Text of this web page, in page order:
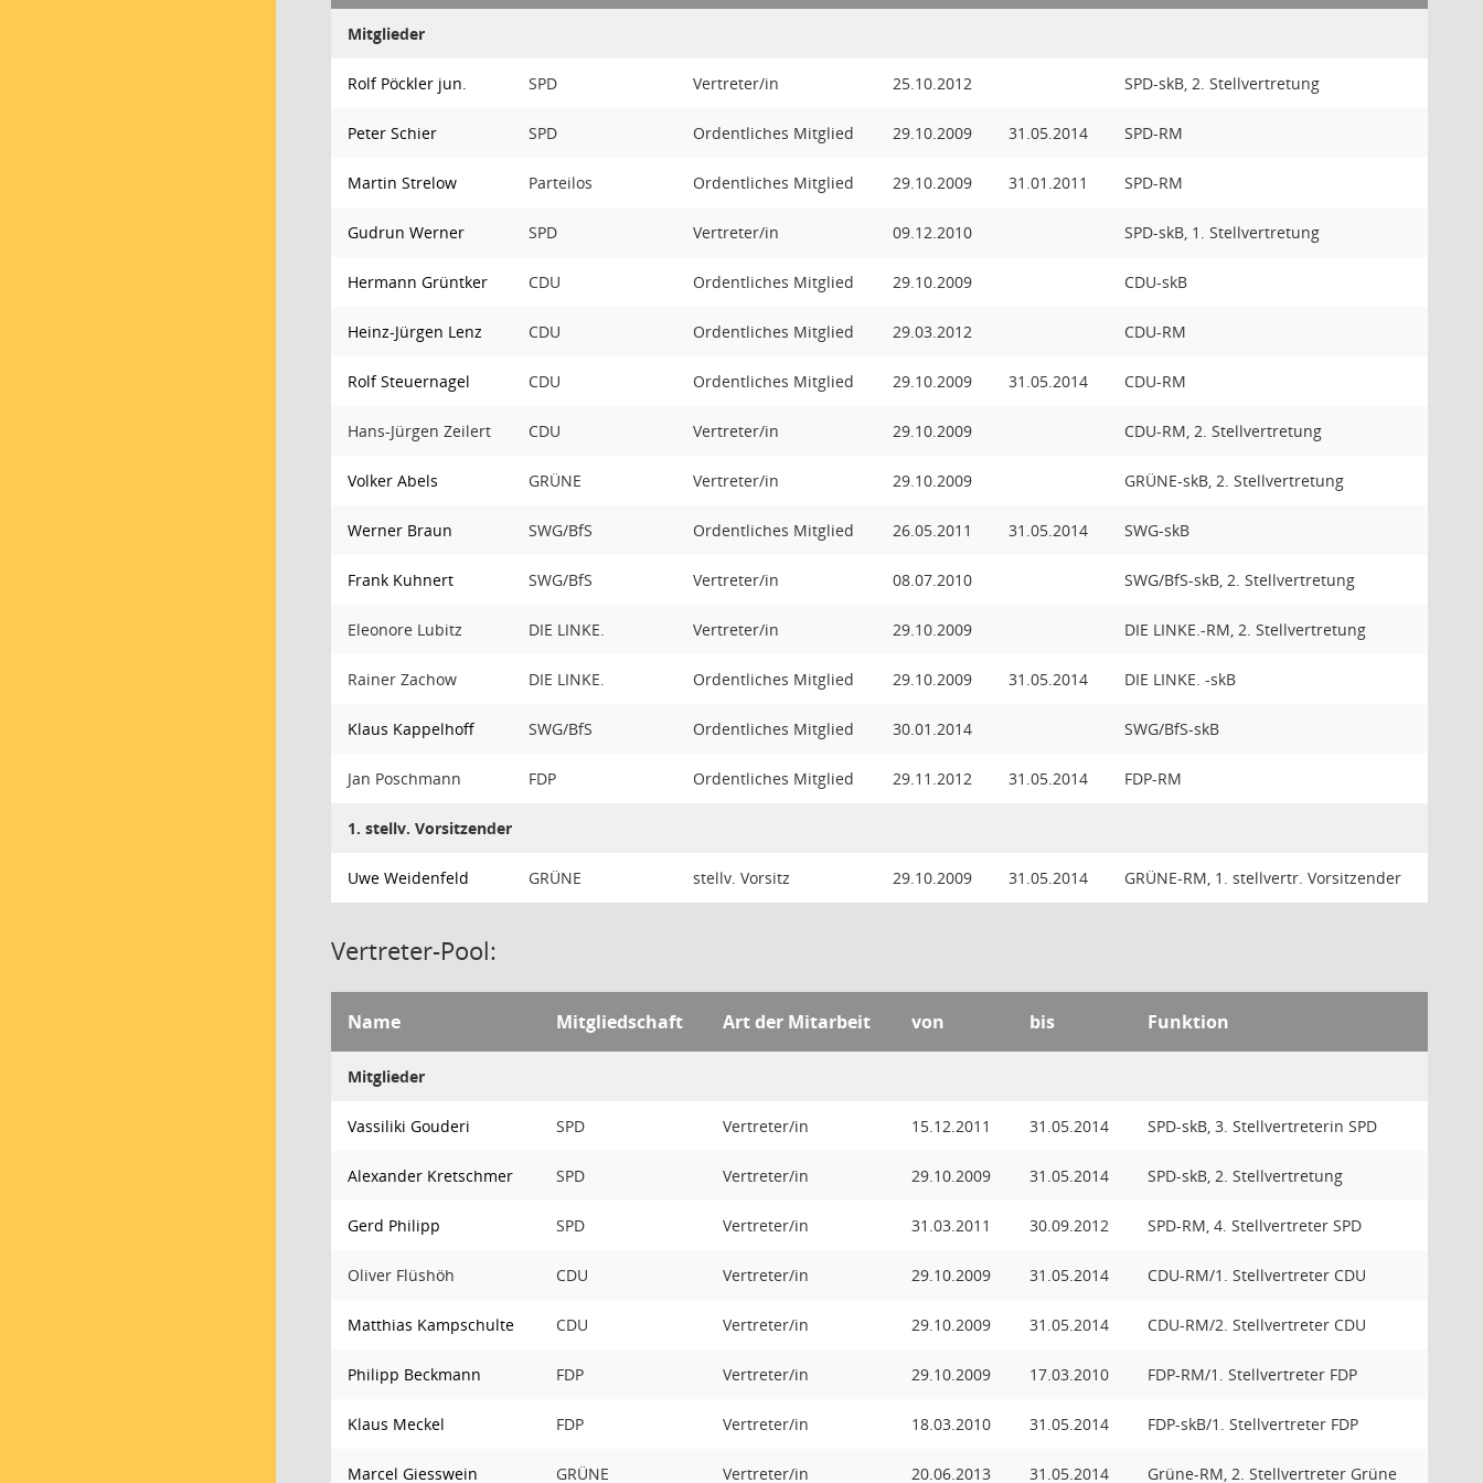
Mitglieder
Rolf Pöckler jun. SPD Vertreter/in 25.10.2012 SPD-skB, 2. Stellvertretung
Peter Schier SPD Ordentliches Mitglied 29.10.2009 31.05.2014 SPD-RM
Martin Strelow Parteilos Ordentliches Mitglied 29.10.2009 31.01.2011 SPD-RM
Gudrun Werner SPD Vertreter/in 09.12.2010 SPD-skB, 1. Stellvertretung
Hermann Grüntker CDU Ordentliches Mitglied 29.10.2009 CDU-skB
Heinz-Jürgen Lenz CDU Ordentliches Mitglied 29.03.2012 CDU-RM
Rolf Steuernagel CDU Ordentliches Mitglied 29.10.2009 31.05.2014 CDU-RM
Hans-Jürgen Zeilert CDU Vertreter/in 29.10.2009 CDU-RM, 2. Stellvertretung
Volker Abels GRÜNE Vertreter/in 29.10.2009 GRÜNE-skB, 2. Stellvertretung
Werner Braun SWG/BfS Ordentliches Mitglied 26.05.2011 31.05.2014 SWG-skB
Frank Kuhnert SWG/BfS Vertreter/in 08.07.2010 SWG/BfS-skB, 2. Stellvertretung
Eleonore Lubitz DIE LINKE. Vertreter/in 29.10.2009 DIE LINKE.-RM, 2. Stellvertretung
Rainer Zachow DIE LINKE. Ordentliches Mitglied 29.10.2009 31.05.2014 DIE LINKE. -skB
Klaus Kappelhoff SWG/BfS Ordentliches Mitglied 30.01.2014 SWG/BfS-skB
Jan Poschmann FDP Ordentliches Mitglied 29.11.2012 31.05.2014 FDP-RM
1. stellv. Vorsitzender
Uwe Weidenfeld GRÜNE stellv. Vorsitz 29.10.2009 31.05.2014 GRÜNE-RM, 1. stellvertr. Vorsitzender
Vertreter-Pool:
Name Mitgliedschaft Art der Mitarbeit von bis Funktion
Mitglieder
Vassiliki Gouderi SPD Vertreter/in 15.12.2011 31.05.2014 SPD-skB, 3. Stellvertreterin SPD
Alexander Kretschmer SPD Vertreter/in 29.10.2009 31.05.2014 SPD-skB, 2. Stellvertretung
Gerd Philipp SPD Vertreter/in 31.03.2011 30.09.2012 SPD-RM, 4. Stellvertreter SPD
Oliver Flüshöh CDU Vertreter/in 29.10.2009 31.05.2014 CDU-RM/1. Stellvertreter CDU
Matthias Kampschulte CDU Vertreter/in 29.10.2009 31.05.2014 CDU-RM/2. Stellvertreter CDU
Philipp Beckmann FDP Vertreter/in 29.10.2009 17.03.2010 FDP-RM/1. Stellvertreter FDP
Klaus Meckel FDP Vertreter/in 18.03.2010 31.05.2014 FDP-skB/1. Stellvertreter FDP
Marcel Giesswein GRÜNE Vertreter/in 20.06.2013 31.05.2014 Grüne-RM, 2. Stellvertreter Grüne